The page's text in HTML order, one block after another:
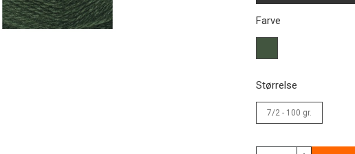
Farve
grøn
Størrelse
7/2 - 100 gr.